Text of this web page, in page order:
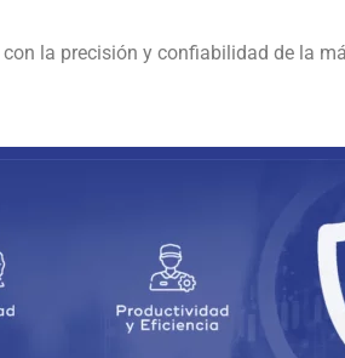
la precisión y confiabilidad de la